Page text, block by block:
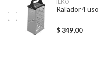
ILKO
Rallador 4
$349,00